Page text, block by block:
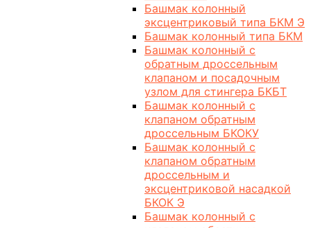
Башмак колонный
эксцентриковый типа БКМ Э
Башмак колонный типа БКМ
Башмак колонный с
обратным дроссельным
клапаном и посадочным
узлом для стингера БКБТ
Башмак колонный с
клапаном обратным
дроссельным БКОКУ
Башмак колонный с
клапаном обратным
дроссельным и
эксцентриковой насадкой
БКОК Э
Башмак колонный с